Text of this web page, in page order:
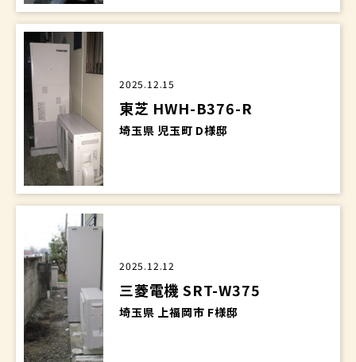
2025.12.15
東芝 HWH-B376-R
埼玉県 児玉町 D様邸
2025.12.12
三菱電機 SRT-W375
埼玉県 上福岡市 F様邸